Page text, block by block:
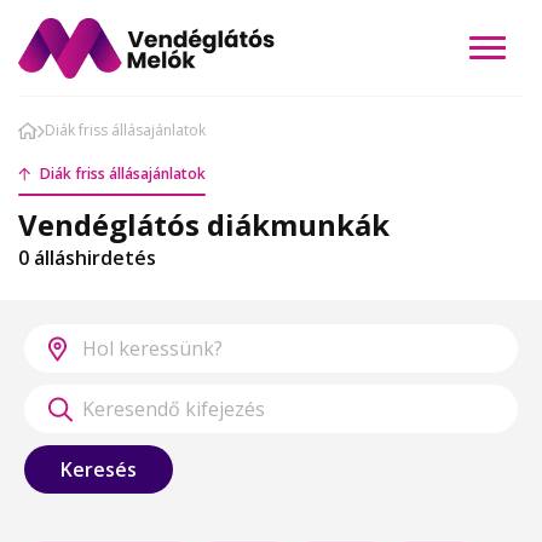
Diák friss állásajánlatok
Diák friss állásajánlatok
Vendéglátós diákmunkák
0 álláshirdetés
Keresés